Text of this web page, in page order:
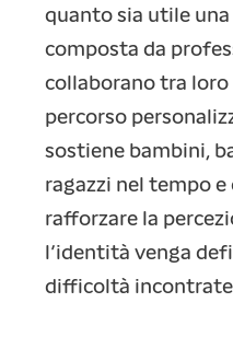
quanto sia utile una
composta da
collaborano tra
percorso
sostiene bambini,
ragazzi nel tempo
rafforzare la
l’identità venga
difficoltà